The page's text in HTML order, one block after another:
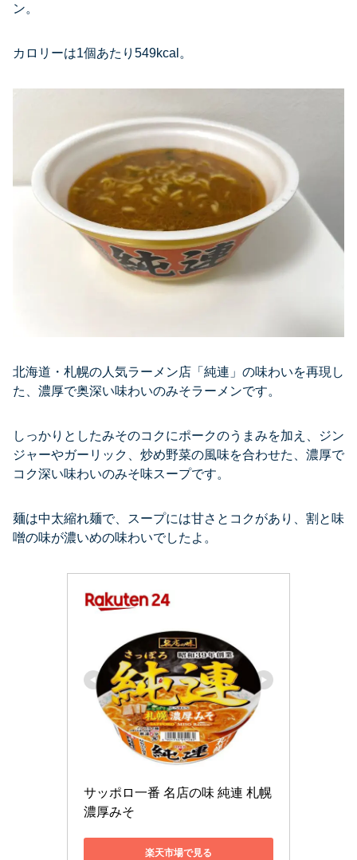
ン。
カロリーは1個あたり549kcal。
北海道・札幌の人気ラーメン店「純連」の味わいを再現し
た、濃厚で奥深い味わいのみそラーメンです。
しっかりとしたみそのコクにポークのうまみを加え、ジン
ジャーやガーリック、炒め野菜の風味を合わせた、濃厚で
コク深い味わいのみそ味スープです。
麺は中太縮れ麺で、スープには甘さとコクがあり、割と味
噌の味が濃いめの味わいでしたよ。
サッポロ一番 名店の味 純連 札幌
濃厚みそ
楽天市場で見る